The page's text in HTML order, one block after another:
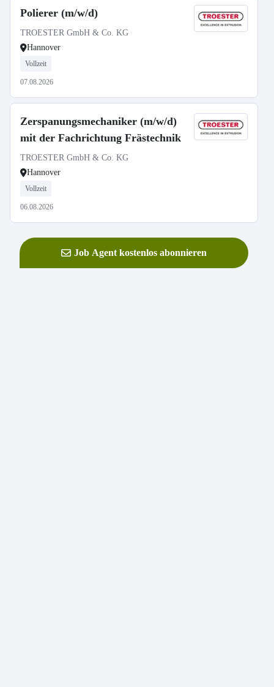
Polierer (m/w/d)
TROESTER GmbH & Co. KG
Hannover
Vollzeit
07.08.2026
Zerspanungsmechaniker (m/w/d)
mit der Fachrichtung Frästechnik
TROESTER GmbH & Co. KG
Hannover
Vollzeit
06.08.2026
Job Agent kostenlos abonnieren